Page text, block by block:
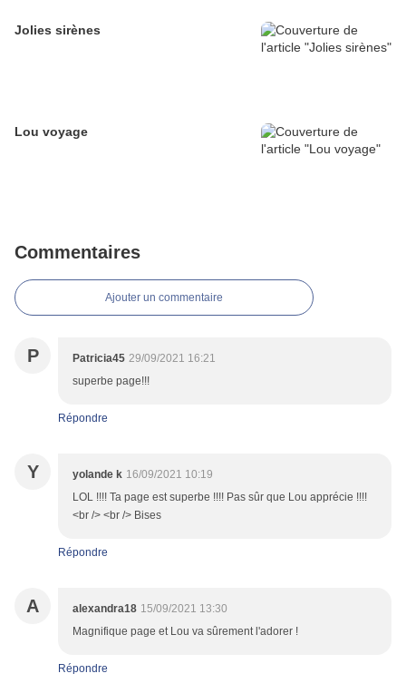
Jolies sirènes
Lou voyage
Commentaires
Ajouter un commentaire
P Patricia45 29/09/2021 16:21
superbe page!!!
Répondre
Y yolande k 16/09/2021 10:19
LOL !!!! Ta page est superbe !!!! Pas sûr que Lou apprécie !!!!
<br /> <br /> Bises
Répondre
A alexandra18 15/09/2021 13:30
Magnifique page et Lou va sûrement l'adorer !
Répondre